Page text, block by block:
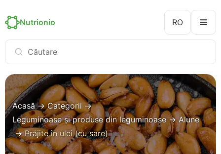
Nutrionio RO
Acasă→Categorii →
Leguminoase și produse din leguminoase→Alune
→Prăjite în ulei (cu sare)